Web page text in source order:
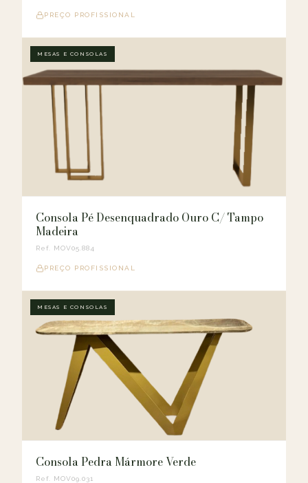
PREÇO PROFISSIONAL
MESAS E CONSOLAS
Consola Pé Desenquadrado Ouro C/ Tampo
Madeira
Ref. MOV05.884
PREÇO PROFISSIONAL
MESAS E CONSOLAS
Consola Pedra Mármore Verde
Ref. MOV09.031